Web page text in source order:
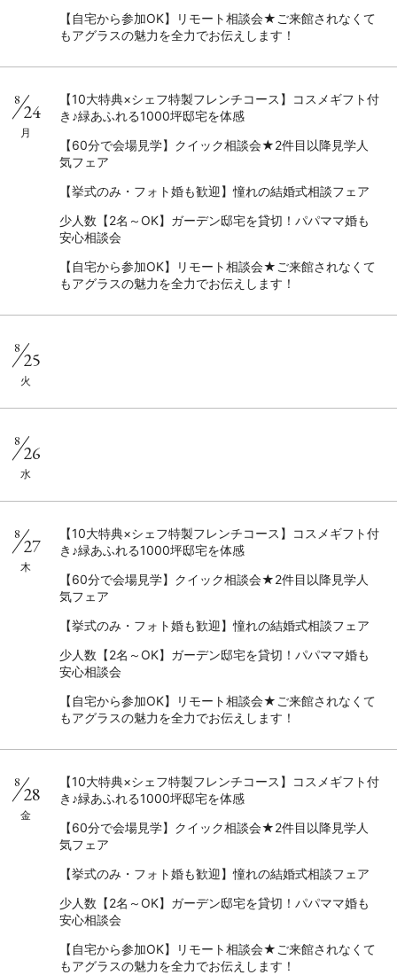
【自宅から参加OK】リモート相談会★ご来館されなくて
もアグラスの魅力を全力でお伝えします！
8
24
月
【10大特典×シェフ特製フレンチコース】コスメギフト付
き♪緑あふれる1000坪邸宅を体感
【60分で会場見学】クイック相談会★2件目以降見学人
気フェア
【挙式のみ・フォト婚も歓迎】憧れの結婚式相談フェア
少人数【2名～OK】ガーデン邸宅を貸切！パパママ婚も
安心相談会
【自宅から参加OK】リモート相談会★ご来館されなくて
もアグラスの魅力を全力でお伝えします！
8
25
火
8
26
水
8
27
木
【10大特典×シェフ特製フレンチコース】コスメギフト付
き♪緑あふれる1000坪邸宅を体感
【60分で会場見学】クイック相談会★2件目以降見学人
気フェア
【挙式のみ・フォト婚も歓迎】憧れの結婚式相談フェア
少人数【2名～OK】ガーデン邸宅を貸切！パパママ婚も
安心相談会
【自宅から参加OK】リモート相談会★ご来館されなくて
もアグラスの魅力を全力でお伝えします！
8
28
金
【10大特典×シェフ特製フレンチコース】コスメギフト付
き♪緑あふれる1000坪邸宅を体感
【60分で会場見学】クイック相談会★2件目以降見学人
気フェア
【挙式のみ・フォト婚も歓迎】憧れの結婚式相談フェア
少人数【2名～OK】ガーデン邸宅を貸切！パパママ婚も
安心相談会
【自宅から参加OK】リモート相談会★ご来館されなくて
もアグラスの魅力を全力でお伝えします！